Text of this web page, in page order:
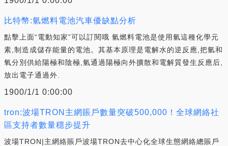
比特幣:氫燃料電池汽車優缺點分析
點擊上面“電動知家”可以訂閱哦 氫燃料電池是使用氫這種化學元
素,制造成儲存能量的電池。其基本原理是電解水的逆反應,把氫和
氧分別供給陽極和陰極,氫通過陽極向外擴散和電解質發生反應后,
放出電子通過外.
1900/1/1 0:00:00
tron:波場TRON主網賬戶數量突破500,000！全球網絡社
區支持者數量穩步提升
波場TRON|主網絡賬戶波場TRON去中心化全球生態網絡總賬戶